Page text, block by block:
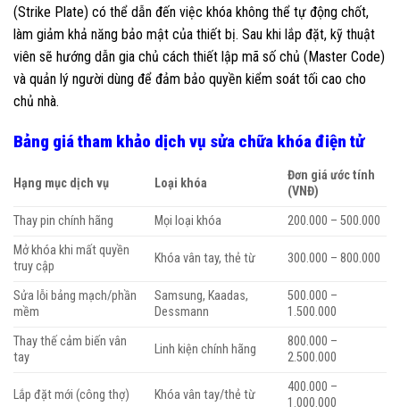
(Strike Plate) có thể dẫn đến việc khóa không thể tự động chốt,
làm giảm khả năng bảo mật của thiết bị. Sau khi lắp đặt, kỹ thuật
viên sẽ hướng dẫn gia chủ cách thiết lập mã số chủ (Master Code)
và quản lý người dùng để đảm bảo quyền kiểm soát tối cao cho
chủ nhà.
Bảng giá tham khảo dịch vụ sửa chữa khóa điện tử
Hạng mục dịch vụ Loại khóa
Đơn giá ước tính
(VNĐ)
Thay pin chính hãng
Mọi loại khóa
200.000 – 500.000
Mở khóa khi mất quyền
truy cập
Khóa vân tay, thẻ từ 300.000 – 800.000
Sửa lỗi bảng mạch/phần
mềm
Samsung, Kaadas,
Dessmann
500.000 –
1.500.000
Thay thế cảm biến vân
tay
Linh kiện chính hãng
800.000 –
2.500.000
Lắp đặt mới (công thợ) Khóa vân tay/thẻ từ
400.000 –
1.000.000